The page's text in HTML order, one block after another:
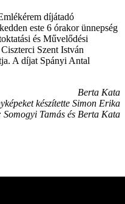
díjátadó
este 6 órakor ünnepség
és Művelődési
Szent István
A díjat Spányi Antal
Berta Kata
készítette Simon Erika
Somogyi Tamás és Berta Kata